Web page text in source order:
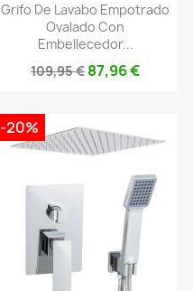
Grifo De Lavabo Empotrado
Ovalado Con
Embellecedor...
109,95 € 87,96 €
-20%